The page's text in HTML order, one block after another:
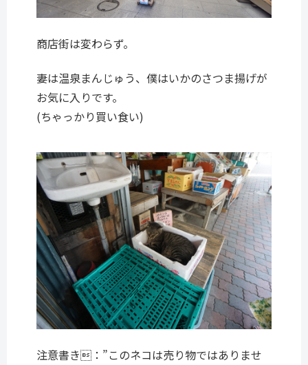
商店街は変わらず。
妻は温泉まんじゅう、僕はいかのさつま揚げが
お気に入りです。
(ちゃっかり買い食い)
注意書き：”このネコは売り物ではありませ